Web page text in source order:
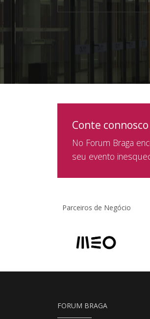
Conte
No Forum Braga
seu evento
Parceiros de Negócio
FORUM BRAGA